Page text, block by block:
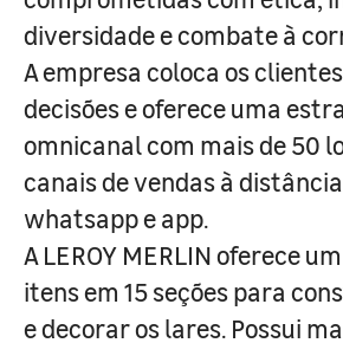
diversidade e combate à
A empresa coloca os
decisões e oferece uma
omnicanal com mais de 50
canais de vendas à
whatsapp e app.
A LEROY MERLIN oferece
itens em 15 seções para
e decorar os lares. Possui